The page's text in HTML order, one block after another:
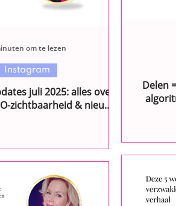
juli 2025: alles over
zichtbaarheid & nieuwe
Instagram
om te lezen
Delen